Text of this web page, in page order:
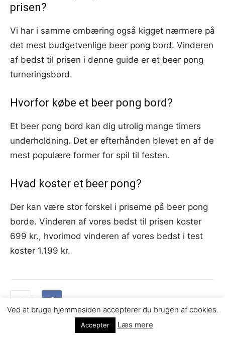
prisen?
Vi har i samme ombæring også kigget nærmere på
det mest budgetvenlige beer pong bord. Vinderen
af bedst til prisen i denne guide er et beer pong
turneringsbord.
Hvorfor købe et beer pong bord?
Et beer pong bord kan dig utrolig mange timers
underholdning. Det er efterhånden blevet en af de
mest populære former for spil til festen.
Hvad koster et beer pong?
Der kan være stor forskel i priserne på beer pong
borde. Vinderen af vores bedst til prisen koster
699 kr., hvorimod vinderen af vores bedst i test
koster 1.199 kr.
Ved at bruge hjemmesiden accepterer du brugen af cookies.
Accepter Læs mere